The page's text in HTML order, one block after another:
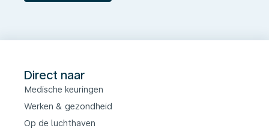
Direct naar
Medische keuringen
Werken & gezondheid
Op de luchthaven